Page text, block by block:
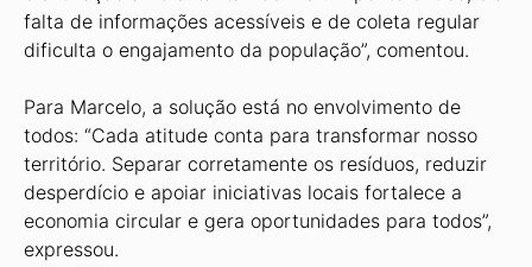
falta de informações acessíveis e de coleta regular
dificulta o engajamento da população”, comentou.
Para Marcelo, a solução está no envolvimento de
todos: “Cada atitude conta para transformar nosso
território. Separar corretamente os resíduos, reduzir
desperdício e apoiar iniciativas locais forta­lece a
economia circular e gera oportunidades para todos”,
expressou.